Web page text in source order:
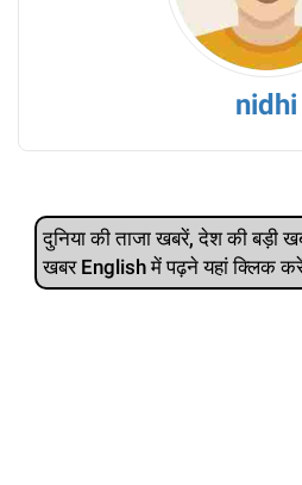
nidhi
दुनिया की ताजा खबरें, देश की बड़ी
खबर English में पढ़ने यहां क्लिक